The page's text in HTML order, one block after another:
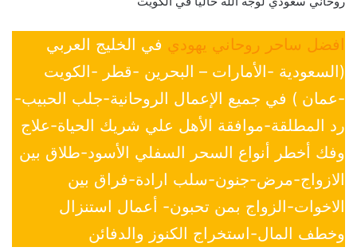
افضل ساحر روحاني يهودي في الخليج العربي
(السعودية -الأمارات – البحرين -قطر -الكويت
-عمان ) في جميع الإعمال الروحانية-جلب الحبيب-
رد المطلقة-موافقة الأهل علي شريك الحياة-علاج
وفك أخطر أنواع السحر السفلي الأسود-طلاق بين
الازواج-مرض-جنون-سلب ارادة-فراق بين
الاخوات-الزواج بمن تحبون- أعمال استنزال
وخطف المال-استخراج الكنوز والدفائن